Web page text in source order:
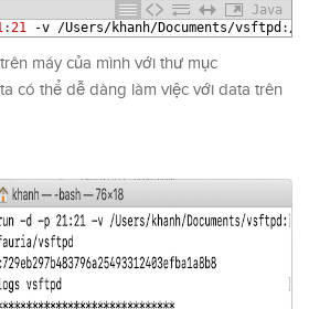
Java
: 21 -v /Users/khanh/Documents/vsftpd : /
máy của mình với thư mục
có thể dễ dàng làm việc với data trên